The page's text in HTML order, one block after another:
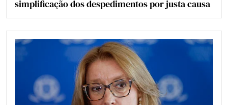
simplificação dos despedimentos por justa causa